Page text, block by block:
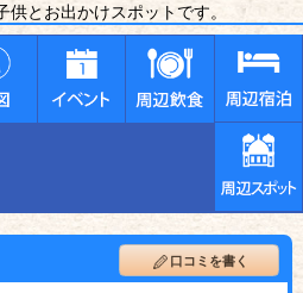
とお出かけスポットです。
口コミを書く